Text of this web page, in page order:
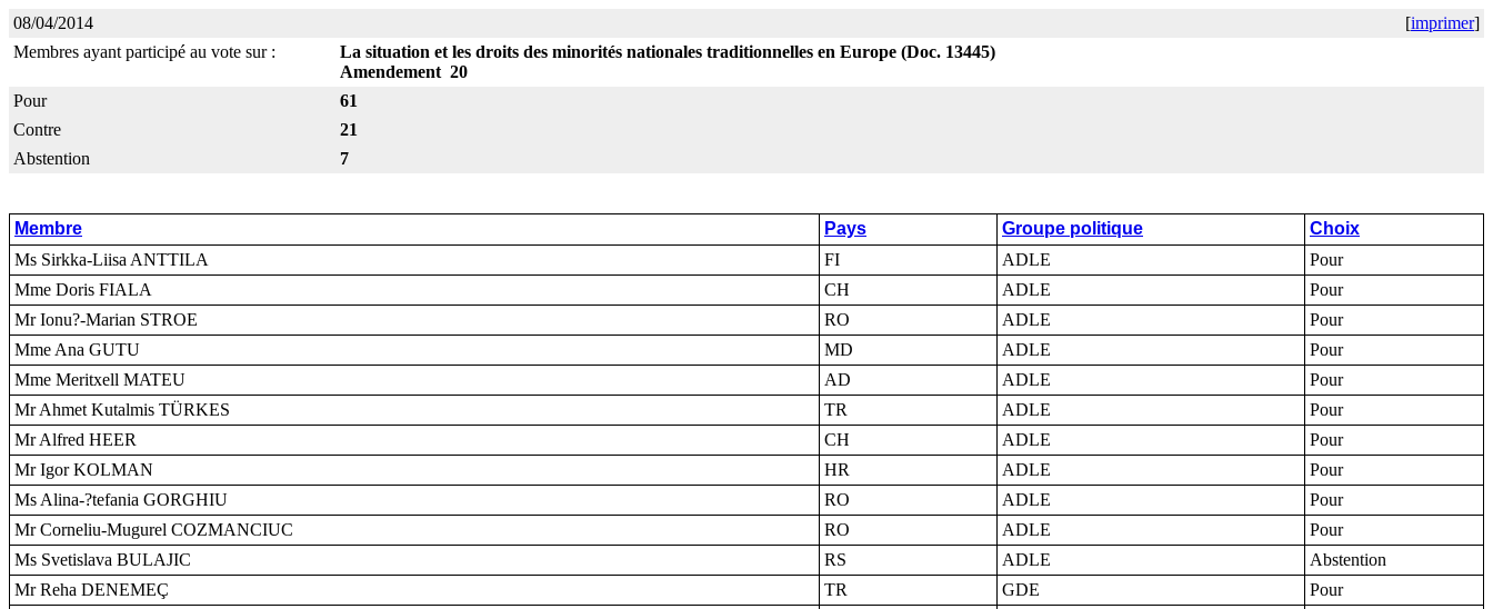
08/04/2014 [imprimer]
Membres ayant participé au vote sur :
La situation et les droits des minorités nationales traditionnelles en Europe (Doc. 13445)
Amendement 20
Pour
61
Contre
21
Abstention
7
Membre Pays Groupe politique
Choix
Ms Sirkka-Liisa ANTTILA
FI ADLE
Pour
Mme Doris FIALA
CH ADLE
Pour
Mr Ionu?-Marian STROE
RO ADLE
Pour
Mme Ana GUTU
MD ADLE
Pour
Mme Meritxell MATEU
AD ADLE
Pour
Mr Ahmet Kutalmis TÜRKES
TR ADLE
Pour
Mr Alfred HEER
CH ADLE
Pour
Mr Igor KOLMAN
HR ADLE
Pour
Ms Alina-?tefania GORGHIU
RO ADLE
Pour
Mr Corneliu-Mugurel COZMANCIUC
RO ADLE
Pour
Ms Svetislava BULAJIC
RS ADLE
Abstention
Mr Reha DENEMEÇ
TR GDE
Pour